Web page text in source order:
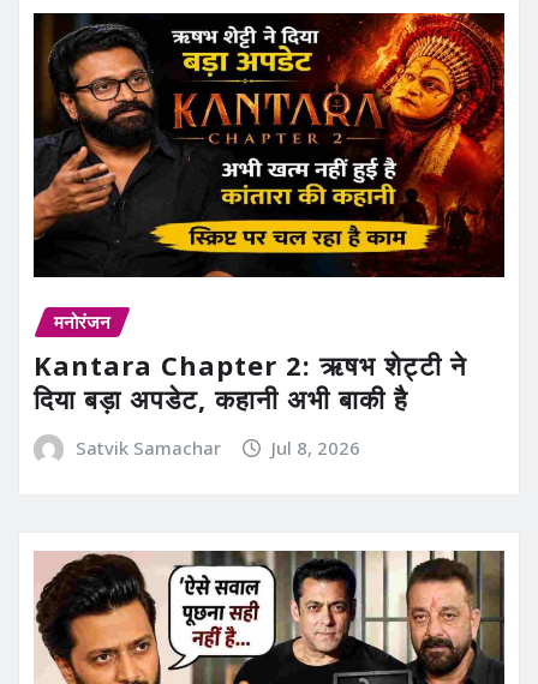
मनोरंजन
Kantara Chapter 2: ऋषभ शेट्टी ने
दिया बड़ा अपडेट, कहानी अभी बाकी है
Satvik Samachar Jul 8, 2026